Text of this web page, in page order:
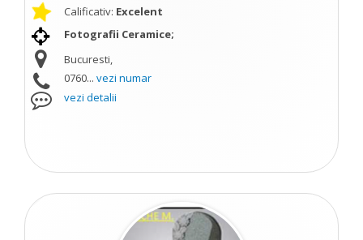
Calificativ: Excelent
Fotografii Ceramice;
Bucuresti,
0760... vezi numar
vezi detalii